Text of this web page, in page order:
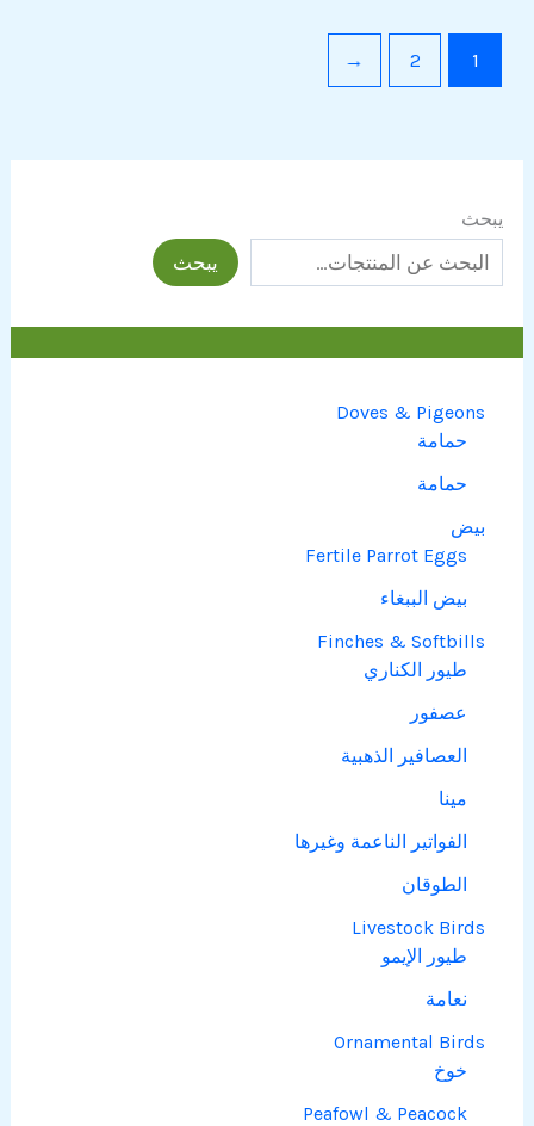
يبحث
يبحث
Doves & Pigeons
حمامة
حمامة
بيض
Fertile Parrot Eggs
بيض الببغاء
Finches & Softbills
طيور الكناري
عصفور
العصافير الذهبية
مينا
الفواتير الناعمة وغيرها
الطوقان
Livestock Birds
طيور الإيمو
نعامة
Ornamental Birds
خوخ
Peafowl & Peacock
1
2
←